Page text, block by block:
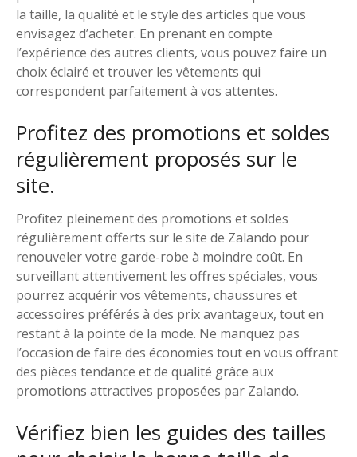
la taille, la qualité et le style des articles que vous
envisagez d’acheter. En prenant en compte
l’expérience des autres clients, vous pouvez faire un
choix éclairé et trouver les vêtements qui
correspondent parfaitement à vos attentes.
Profitez des promotions et soldes
régulièrement proposés sur le
site.
Profitez pleinement des promotions et soldes
régulièrement offerts sur le site de Zalando pour
renouveler votre garde-robe à moindre coût. En
surveillant attentivement les offres spéciales, vous
pourrez acquérir vos vêtements, chaussures et
accessoires préférés à des prix avantageux, tout en
restant à la pointe de la mode. Ne manquez pas
l’occasion de faire des économies tout en vous offrant
des pièces tendance et de qualité grâce aux
promotions attractives proposées par Zalando.
Vérifiez bien les guides des tailles